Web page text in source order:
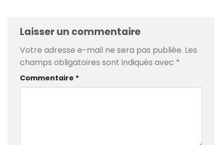
Laisser un commentaire
Votre adresse e-mail ne sera pas publiée. Les
champs obligatoires sont indiqués avec *
Commentaire *